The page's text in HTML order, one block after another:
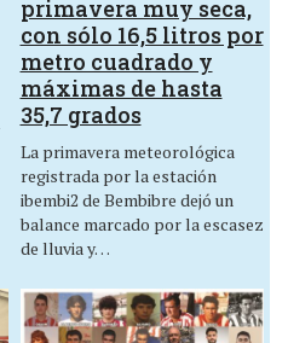
primavera muy seca,
con sólo 16,5 litros por
metro cuadrado y
máximas de hasta
35,7 grados
La primavera meteorológica
registrada por la estación
ibembi2 de Bembibre dejó un
balance marcado por la escasez
de lluvia y…